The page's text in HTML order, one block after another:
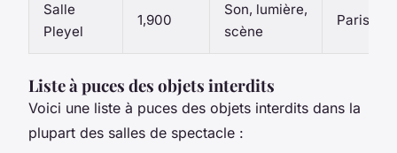
Salle
Pleyel
1,900
Son, lumière,
scène
Paris
Liste à puces des objets interdits
Voici une liste à puces des objets interdits dans la
plupart des salles de spectacle :